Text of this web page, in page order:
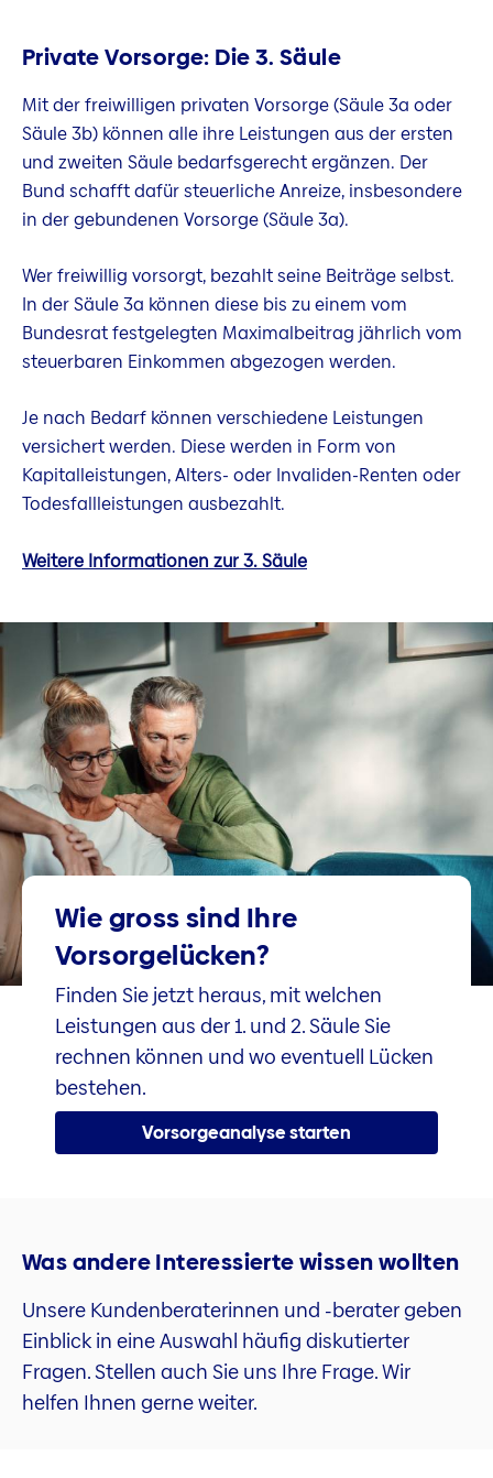
Private Vorsorge: Die 3. Säule
Mit der freiwilligen privaten Vorsorge (Säule 3a oder
Säule 3b) können alle ihre Leistungen aus der ersten
und zweiten Säule bedarfsgerecht ergänzen. Der
Bund schafft dafür steuerliche Anreize, insbesondere
in der gebundenen Vorsorge (Säule 3a).
Wer freiwillig vorsorgt, bezahlt seine Beiträge selbst.
In der Säule 3a können diese bis zu einem vom
Bundesrat festgelegten Maximalbeitrag jährlich vom
steuerbaren Einkommen abgezogen werden.
Je nach Bedarf können verschiedene Leistungen
versichert werden. Diese werden in Form von
Kapitalleistungen, Alters- oder Invaliden-Renten oder
Todesfallleistungen ausbezahlt.
Weitere Informationen zur 3. Säule
Wie gross sind Ihre
Vorsorgelücken?
Finden Sie jetzt heraus, mit welchen
Leistungen aus der 1. und 2. Säule Sie
rechnen können und wo eventuell Lücken
bestehen.
Vorsorgeanalyse starten
Was andere Interessierte wissen wollten
Unsere Kundenberaterinnen und -berater geben
Einblick in eine Auswahl häufig diskutierter
Fragen. Stellen auch Sie uns Ihre Frage. Wir
helfen Ihnen gerne weiter.